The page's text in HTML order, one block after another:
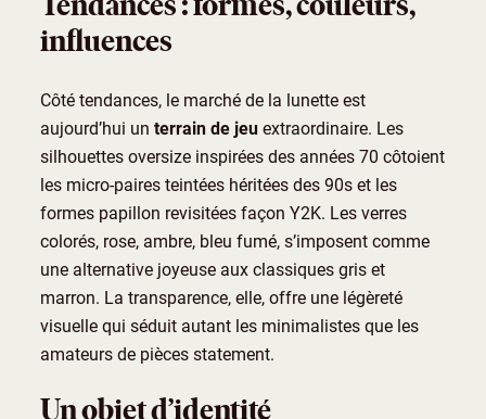
Tendances : formes, couleurs,
influences
Côté tendances, le marché de la lunette est
aujourd’hui un terrain de jeu extraordinaire. Les
silhouettes oversize inspirées des années 70 côtoient
les micro-paires teintées héritées des 90s et les
formes papillon revisitées façon Y2K. Les verres
colorés, rose, ambre, bleu fumé, s’imposent comme
une alternative joyeuse aux classiques gris et
marron. La transparence, elle, offre une légèreté
visuelle qui séduit autant les minimalistes que les
amateurs de pièces statement.
Un objet d’identité